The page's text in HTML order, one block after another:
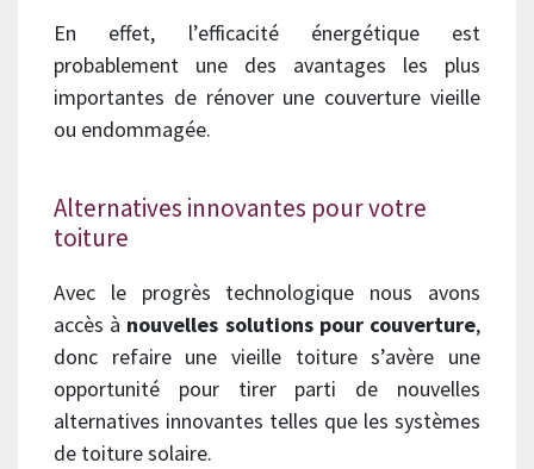
En effet, l’efficacité énergétique est
probablement une des avantages les plus
importantes de rénover une couverture vieille
ou endommagée.
Alternatives innovantes pour votre
toiture
Avec le progrès technologique nous avons
accès à nouvelles solutions pour couverture,
donc refaire une vieille toiture s’avère une
opportunité pour tirer parti de nouvelles
alternatives innovantes telles que les systèmes
de toiture solaire.